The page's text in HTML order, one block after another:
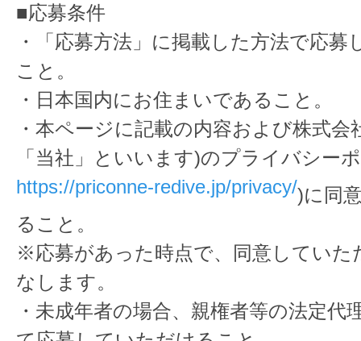
■応募条件
・「応募方法」に掲載した方法で応募
こと。
・日本国内にお住まいであること。
・本ページに記載の内容および株式会
「当社」といいます)のプライバシー
https://priconne-redive.jp/privacy/)に同
ること。
※応募があった時点で、同意していた
なします。
・未成年者の場合、親権者等の法定代